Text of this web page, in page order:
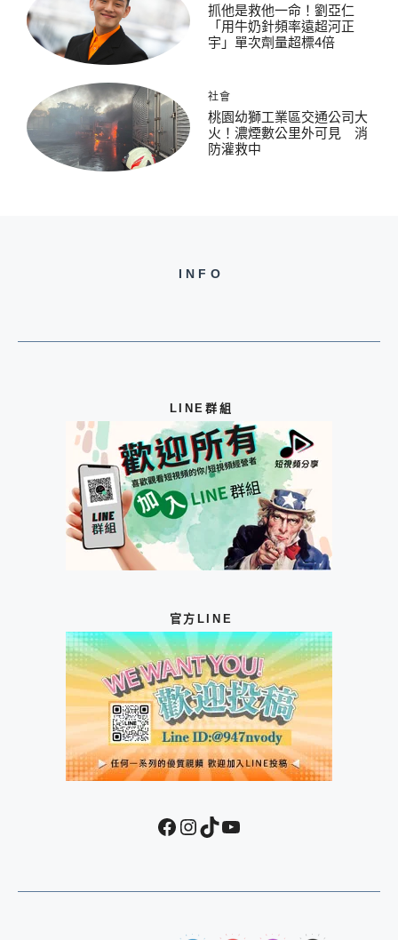
抓他是救他一命！劉亞仁
「用牛奶針頻率遠超河正
宇」單次劑量超標4倍
社會
桃園幼獅工業區交通公司大
火！濃煙數公里外可見 消
防灌救中
INFO
LINE群組
官方LINE
Facebook
Instagram
TikTokYouTube